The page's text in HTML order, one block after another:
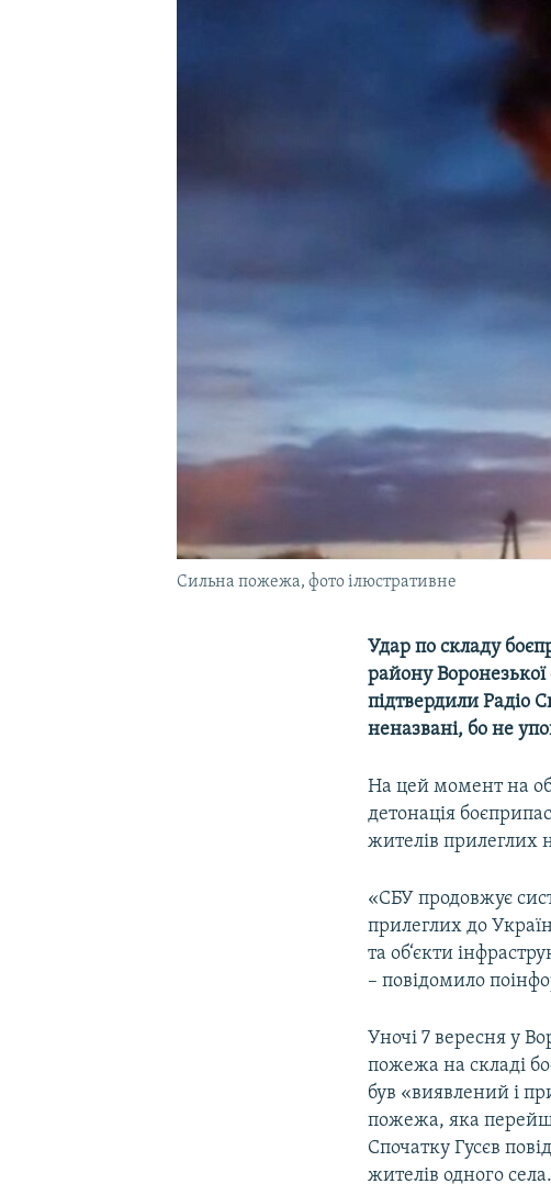
Сильна пожежа, фото ілюстративне
Удар по складу
району Воронезької
підтвердили Радіо
неназвані, бо не
На цей момент на
детонація
жителів прилеглих
«СБУ продовжує
прилеглих до
та об‘єкти
– повідомило
Уночі 7 вересня у
пожежа на складі
був «виявлений і
пожежа, яка
Спочатку Гусєв
жителів одного